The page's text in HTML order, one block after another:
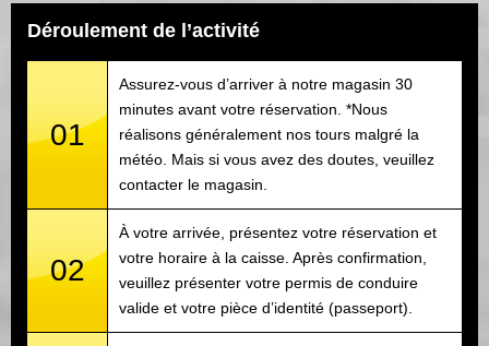
Déroulement de l’activité
01
Assurez-vous d’arriver à notre magasin 30
minutes avant votre réservation. *Nous
réalisons généralement nos tours malgré la
météo. Mais si vous avez des doutes, veuillez
contacter le magasin.
02
À votre arrivée, présentez votre réservation et
votre horaire à la caisse. Après confirmation,
veuillez présenter votre permis de conduire
valide et votre pièce d’identité (passeport).